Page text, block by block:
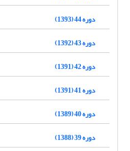
دوره 44 (1393)
دوره 43 (1392)
دوره 42 (1391)
دوره 41 (1391)
دوره 40 (1389)
دوره 39 (1388)